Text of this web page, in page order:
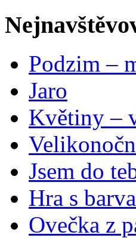
Podzim –
Jaro
Květiny –
Jsem do
Hra s
Ovečka z